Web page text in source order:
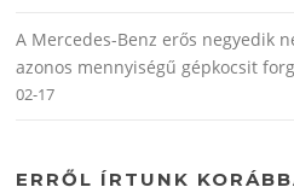
A Mercedes-Benz erős negyedik
azonos mennyiségű gépkocsit
02-17
ERRŐL ÍRTUNK